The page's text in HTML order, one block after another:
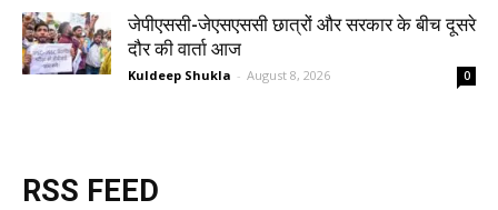
जेपीएससी-जेएसएससी छात्रों और सरकार के बीच दूसरे
दौर की वार्ता आज
Kuldeep Shukla - August 8, 2026 0
RSS FEED